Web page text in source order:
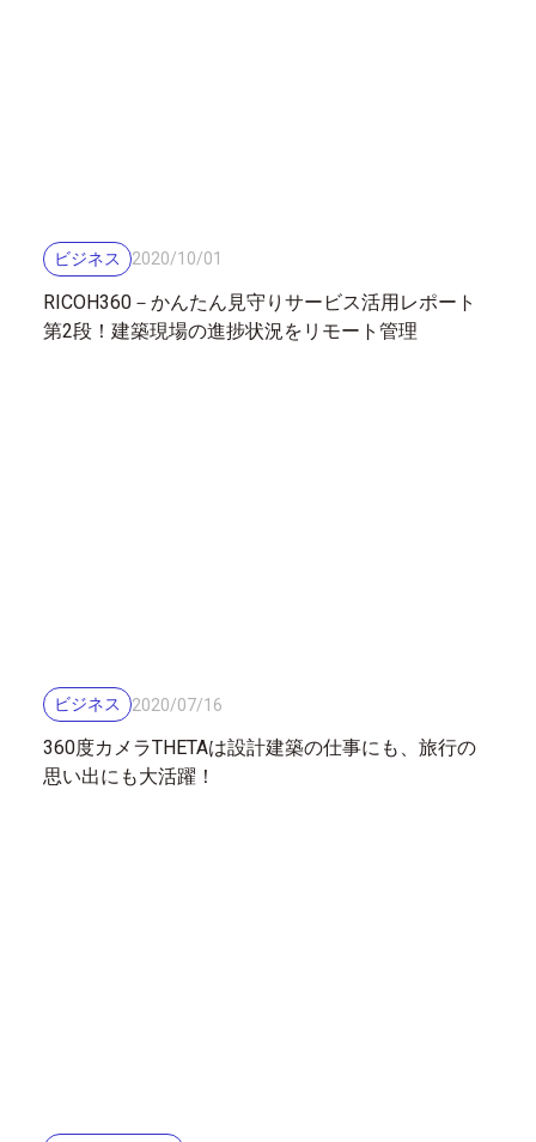
ビジネス 2020/10/01
RICOH360－かんたん見守りサービス活用レポート
第2段！建築現場の進捗状況をリモート管理
ビジネス 2020/07/16
360度カメラTHETAは設計建築の仕事にも、旅行の
思い出にも大活躍！